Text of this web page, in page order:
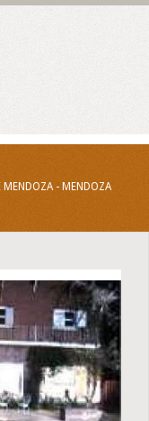
MENDOZA - MENDOZA